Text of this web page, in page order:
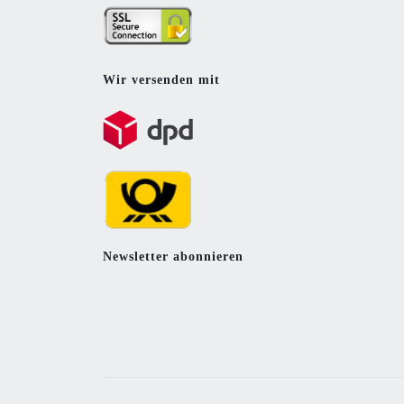
Wir versenden mit
Newsletter abonnieren